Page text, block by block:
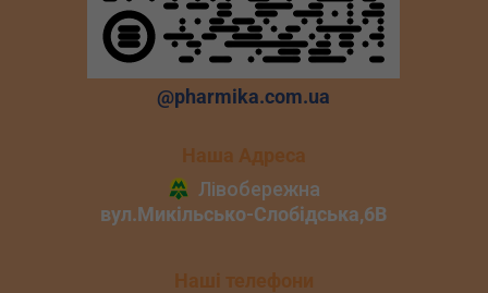
@pharmika.com.ua
Наша Адреса
Наші телефони